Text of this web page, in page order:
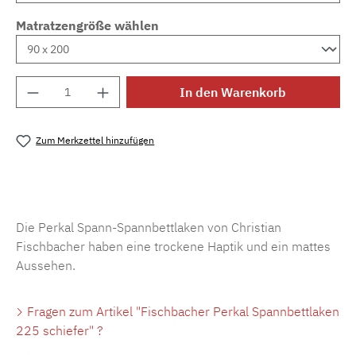
Matratzengröße wählen
Produkt Anzahl: Gib den gewünschten
In den Warenkorb
Zum Merkzettel hinzufügen
Die Perkal Spann-Spannbettlaken von Christian
Fischbacher haben eine trockene Haptik und ein mattes
Aussehen.
Fragen zum Artikel "Fischbacher Perkal Spannbettlaken
225 schiefer" ?